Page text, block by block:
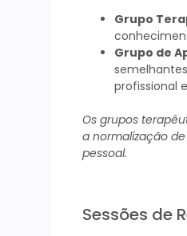
Grupo
Grupo de
profissional
Os grupos
a normalização
pessoal.
Sessões de